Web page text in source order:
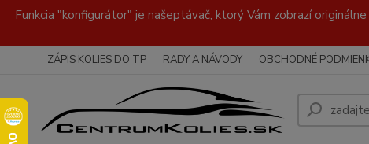
Funkcia "konfigurátor" je našeptávač, ktorý Vám zobrazí
ZÁPIS KOLIES DO TP RADY A NÁVODY OBCHODNÉ